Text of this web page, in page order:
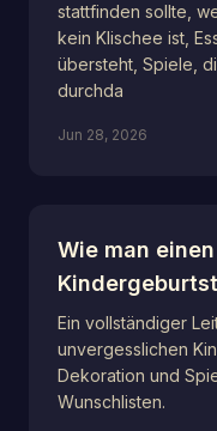
stattfinden sollte,
kein Klischee ist,
übersteht, Spiele,
durchda
Jun 28, 2026
Wie man
Ein vollständiger
unvergesslichen
Dekoration und
Wunschlisten.